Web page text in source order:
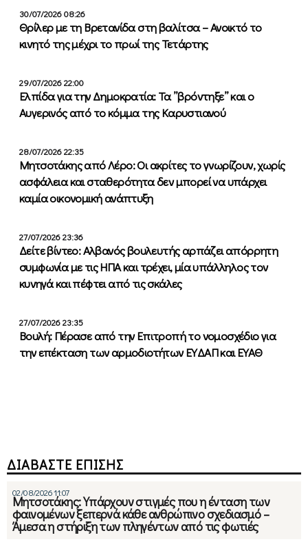
30/07/2026 08:26
Θρίλερ με τη Βρετανίδα στη βαλίτσα – Ανοικτό το
κινητό της μέχρι το πρωί της Τετάρτης
29/07/2026 22:00
Ελπίδα για την Δημοκρατία: Τα ”βρόντηξε” και ο
Αυγερινός από το κόμμα της Καρυστιανού
28/07/2026 22:35
Μητσοτάκης από Λέρο: Οι ακρίτες το γνωρίζουν, χωρίς
ασφάλεια και σταθερότητα δεν μπορεί να υπάρχει
καμία οικονομική ανάπτυξη
27/07/2026 23:36
Δείτε βίντεο: Αλβανός βουλευτής αρπάζει απόρρητη
συμφωνία με τις ΗΠΑ και τρέχει, μία υπάλληλος τον
κυνηγά και πέφτει από τις σκάλες
27/07/2026 23:35
Βουλή: Πέρασε από την Επιτροπή το νομοσχέδιο για
την επέκταση των αρμοδιοτήτων ΕΥΔΑΠ και ΕΥΑΘ
ΔΙΑΒΑΣΤΕ ΕΠΙΣΗΣ
02/08/2026 11:07
Μητσοτάκης: Υπάρχουν στιγμές που η ένταση των
φαινομένων ξεπερνά κάθε ανθρώπινο σχεδιασμό –
Άμεσα η στήριξη των πληγέντων από τις φωτιές